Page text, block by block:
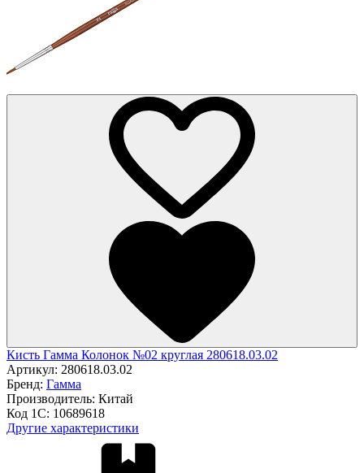
Кисть Гамма Колонок №02 круглая 280618.03.02
Артикул: 280618.03.02
Бренд: Гамма
Производитель: Китай
Код 1С: 10689618
Другие характеристики